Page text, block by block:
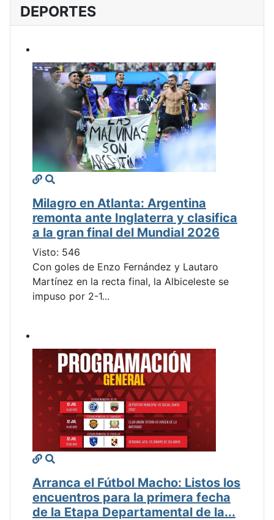
DEPORTES
Milagro en Atlanta: Argentina
remonta ante Inglaterra y clasifica
a la gran final del Mundial 2026
Visto: 546
Con goles de Enzo Fernández y Lautaro
Martínez en la recta final, la Albiceleste se
impuso por 2-1...
Arranca el Fútbol Macho: Listos los
encuentros para la primera fecha
de la Etapa Departamental de la...